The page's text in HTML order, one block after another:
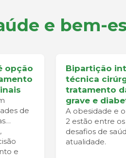
e bem-
opção
de
e
Bipartição
técnica
tratamento
grave e
A obesidade e
2 estão entre
desafios de
atualidade.